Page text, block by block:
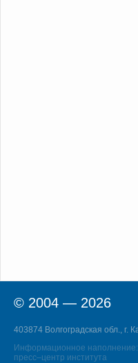
© 2004 — 2026
403874 Волгоградская обл., г.
Информационное наполнение:
пресс–центр института